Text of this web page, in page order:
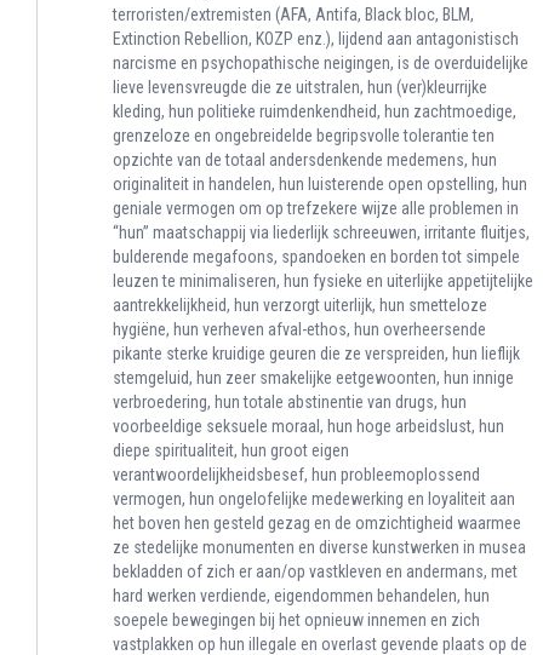
terroristen/extremisten (AFA, Antifa, Black bloc, BLM,
Extinction Rebellion, KOZP enz.), lijdend aan antagonistisch
narcisme en psychopathische neigingen, is de overduidelijke
lieve levensvreugde die ze uitstralen, hun (ver)kleurrijke
kleding, hun politieke ruimdenkendheid, hun zachtmoedige,
grenzeloze en ongebreidelde begripsvolle tolerantie ten
opzichte van de totaal andersdenkende medemens, hun
originaliteit in handelen, hun luisterende open opstelling, hun
geniale vermogen om op trefzekere wijze alle problemen in
“hun” maatschappij via liederlijk schreeuwen, irritante fluitjes,
bulderende megafoons, spandoeken en borden tot simpele
leuzen te minimaliseren, hun fysieke en uiterlijke appetijtelijke
aantrekkelijkheid, hun verzorgt uiterlijk, hun smetteloze
hygiëne, hun verheven afval-ethos, hun overheersende
pikante sterke kruidige geuren die ze verspreiden, hun lieflijk
stemgeluid, hun zeer smakelijke eetgewoonten, hun innige
verbroedering, hun totale abstinentie van drugs, hun
voorbeeldige seksuele moraal, hun hoge arbeidslust, hun
diepe spiritualiteit, hun groot eigen
verantwoordelijkheidsbesef, hun probleemoplossend
vermogen, hun ongelofelijke medewerking en loyaliteit aan
het boven hen gesteld gezag en de omzichtigheid waarmee
ze stedelijke monumenten en diverse kunstwerken in musea
bekladden of zich er aan/op vastkleven en andermans, met
hard werken verdiende, eigendommen behandelen, hun
soepele bewegingen bij het opnieuw innemen en zich
vastplakken op hun illegale en overlast gevende plaats op de